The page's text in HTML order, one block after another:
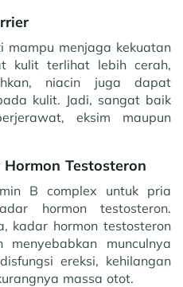
mampu menjaga kekuatan
kulit terlihat lebih cerah,
niacin juga dapat
kulit. Jadi, sangat baik
eksim maupun
Testosteron
B complex untuk pria
hormon testosteron.
kadar hormon testosteron
munculnya
ereksi, kehilangan
massa otot.